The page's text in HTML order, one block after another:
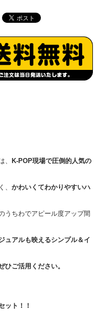
、
K-POP現場で圧倒的人気の
、 かわいくてわかりやすいハ
うちわでアピール度アップ間
ュアルも映えるシンプル＆イ
ひご活用ください。
ット！！